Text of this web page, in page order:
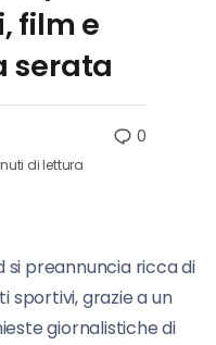
film e
serata
di lettura
0
si preannuncia ricca di
sportivi, grazie a un
giornalistiche di